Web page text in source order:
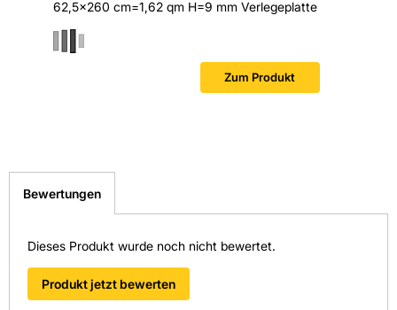
62,5x260 cm=1,62 qm H=9 mm Verlegeplatte
Zum Produkt
Bewertungen
Dieses Produkt wurde noch nicht bewertet.
Produkt jetzt bewerten